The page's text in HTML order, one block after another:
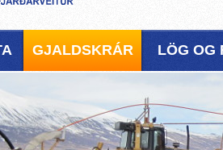
GJALDSKRÁR LÖG OG